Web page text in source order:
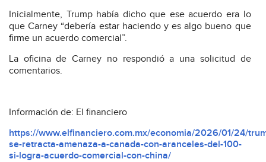
Inicialmente, Trump había dicho que ese acuerdo era lo
que Carney “debería estar haciendo y es algo bueno que
firme un acuerdo comercial”.
La oficina de Carney no respondió a una solicitud de
comentarios.
Información de: El financiero
https://www.elfinanciero.com.mx/economia/2026/01/24/
se-retracta-amenaza-a-canada-con-aranceles-del-100-
si-logra-acuerdo-comercial-con-china/